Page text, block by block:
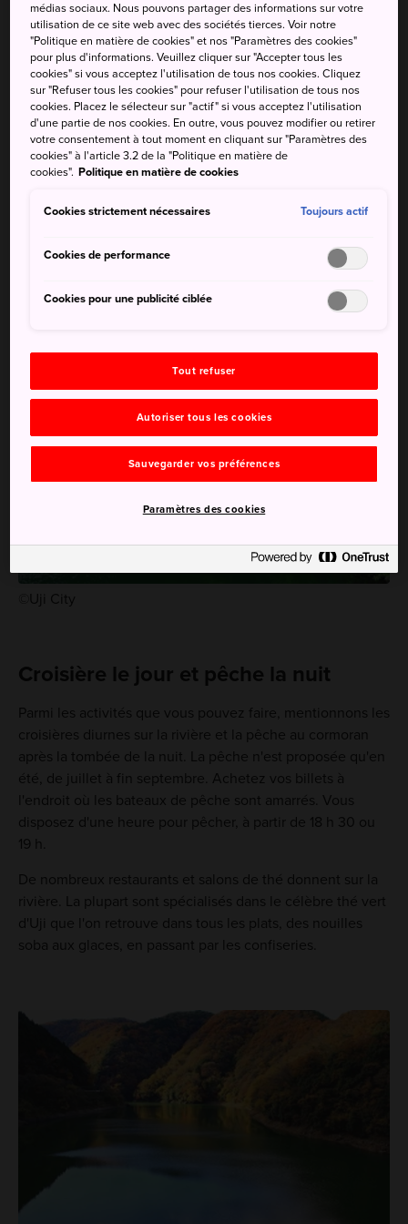
restaurants sont situés le long des berges. « Le Dit du
Genji », largement considéré comme le premier roman au
monde, présente le pont idyllique de la rivière.
Comment s'y rendre
Pour accéder à la rivière, le train est le mode de transport
le plus pratique.
À la gare de Kyoto, prenez la Nara Line qui mène à la gare
au nord de la gare. Les attractions du bord de la rivière Uji
©Uji City
Croisière le jour et pêche la nuit
Parmi les activités que vous pouvez faire, mentionnons les
croisières diurnes sur la rivière et la pêche au cormoran
après la tombée de la nuit. La pêche n'est proposée qu'en
été, de juillet à fin septembre. Achetez vos billets à
l'endroit où les bateaux de pêche sont amarrés. Vous
disposez d'une heure pour pêcher, à partir de 18 h 30 ou
19 h.
De nombreux restaurants et salons de thé donnent sur la
rivière. La plupart sont spécialisés dans le célèbre thé vert
d'Uji que l'on retrouve dans tous les plats, des nouilles
soba aux glaces, en passant par les confiseries.
médias sociaux. Nous pouvons partager des informations sur votre
utilisation de ce site web avec des sociétés tierces. Voir notre
"Politique en matière de cookies" et nos "Paramètres des cookies"
pour plus d'informations. Veuillez cliquer sur "Accepter tous les
cookies" si vous acceptez l'utilisation de tous nos cookies. Cliquez
sur "Refuser tous les cookies" pour refuser l'utilisation de tous nos
cookies. Placez le sélecteur sur "actif" si vous acceptez l'utilisation
d'une partie de nos cookies. En outre, vous pouvez modifier ou retirer
votre consentement à tout moment en cliquant sur "Paramètres des
cookies" à l'article 3.2 de la "Politique en matière de
cookies". Politique en matière de cookies
Cookies strictement nécessaires Toujours actif
Cookies de performance
Cookies pour une publicité ciblée
Tout refuser
Autoriser tous les cookies
Sauvegarder vos préférences
Paramètres des cookies